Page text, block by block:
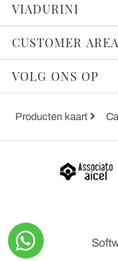
VIADURINI
CUSTOMER AREA
VOLG ONS OP
Producten kaart